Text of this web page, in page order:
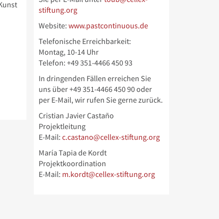
stiftung.org
Website: www.pastcontinuous.de
Telefonische Erreichbarkeit:
Montag, 10-14 Uhr
Telefon: +49 351-4466 450 93
In dringenden Fällen erreichen Sie
uns über+49 351-4466 450 90 oder
per E-Mail, wir rufen Sie gerne zurück.
Cristian Javier Castaño
Projektleitung
E-Mail: c.castano@cellex-stiftung.org
María Tapia de Kordt
Projektkoordination
E-Mail: m.kordt@cellex-stiftung.org